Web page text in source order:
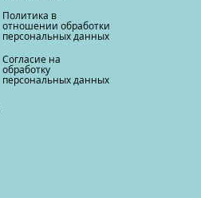
Политика в
отношении обработки
персональных данных
Согласие на
обработку
персональных данных